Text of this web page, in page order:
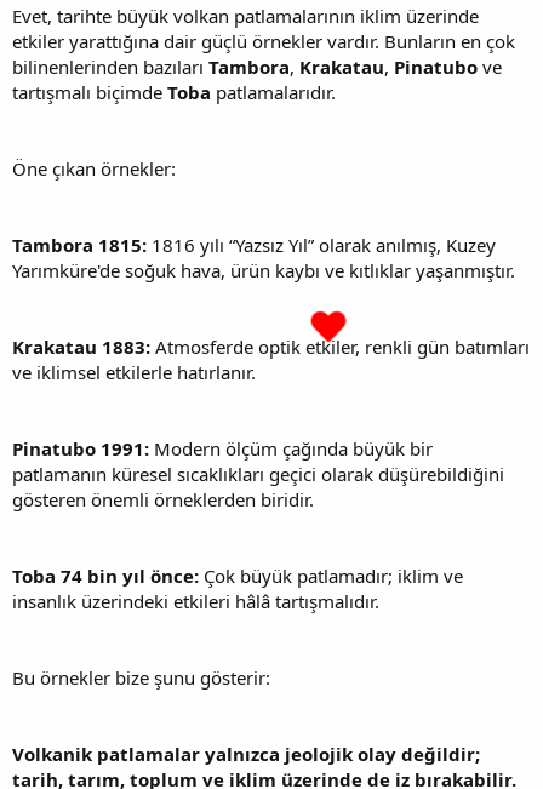
Evet, tarihte büyük volkan patlamalarının iklim üzerinde
etkiler yarattığına dair güçlü örnekler vardır. Bunların en çok
bilinenlerinden bazıları Tambora, Krakatau, Pinatubo ve
tartışmalı biçimde Toba patlamalarıdır.
Öne çıkan örnekler:
Tambora 1815: 1816 yılı “Yazsız Yıl” olarak anılmış, Kuzey
Yarımküre'de soğuk hava, ürün kaybı ve kıtlıklar yaşanmıştır.
Krakatau 1883: Atmosferde optik etkiler, renkli gün batımları
ve iklimsel etkilerle hatırlanır.
Pinatubo 1991: Modern ölçüm çağında büyük bir
patlamanın küresel sıcaklıkları geçici olarak düşürebildiğini
gösteren önemli örneklerden biridir.
Toba 74 bin yıl önce: Çok büyük patlamadır; iklim ve
insanlık üzerindeki etkileri hâlâ tartışmalıdır.
Bu örnekler bize şunu gösterir:
Volkanik patlamalar yalnızca jeolojik olay değildir;
tarih, tarım, toplum ve iklim üzerinde de iz bırakabilir.